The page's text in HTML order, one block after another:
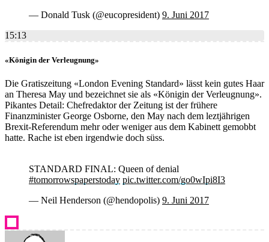
— Donald Tusk (@eucopresident) 9. Juni 2017
15:13
«Königin der Verleugnung»
Die Gratiszeitung «London Evening Standard» lässt kein gutes Haar
an Theresa May und bezeichnet sie als «Königin der Verleugnung».
Pikantes Detail: Chefredaktor der Zeitung ist der frühere
Finanzminister George Osborne, den May nach dem leztjährigen
Brexit-Referendum mehr oder weniger aus dem Kabinett gemobbt
hatte. Rache ist eben irgendwie doch süss.
STANDARD FINAL: Queen of denial
#tomorrowspaperstoday pic.twitter.com/go0wIpi8I3
— Neil Henderson (@hendopolis) 9. Juni 2017